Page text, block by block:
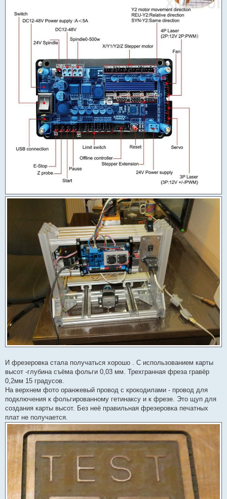
И фрезеровка стала получаться хорошо . С использованием карты
высот -глубина съёма фольги 0,03 мм. Трехгранная фреза гравёр
0,2мм 15 градусов.
На верхнем фото оранжевый провод с крокодилами - провод для
подключения к фольгированному гетинаксу и к фрезе. Это щуп для
создания карты высот. Без неё правильная фрезеровка печатных
плат не получается.